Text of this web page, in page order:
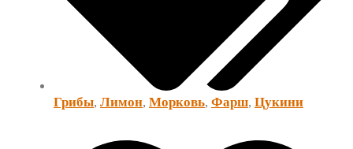
Грибы, Лимон, Морковь, Фарш, Цукини